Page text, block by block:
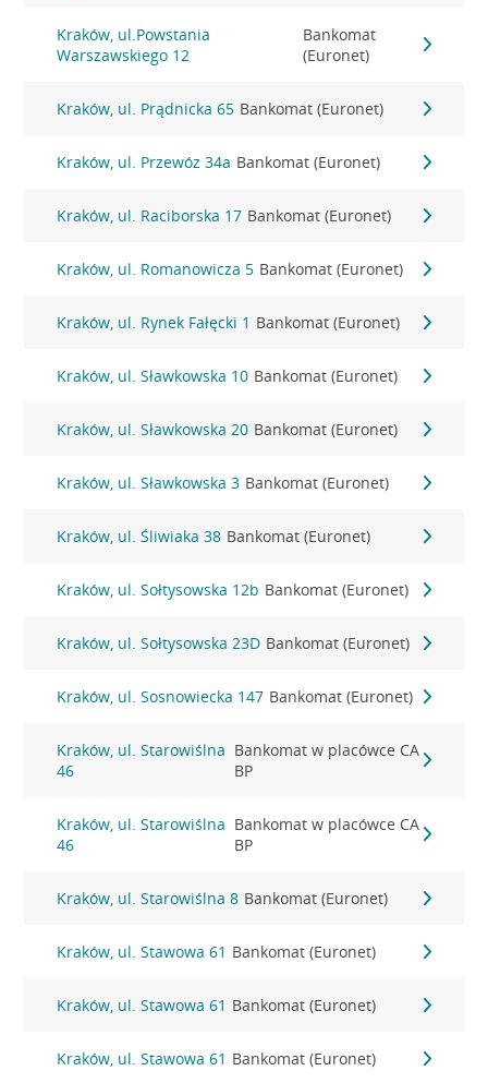
Kraków, ul.Powstania
Warszawskiego 12
Bankomat
(Euronet)
Kraków, ul. Prądnicka 65 Bankomat (Euronet)
Kraków, ul. Przewóz 34a Bankomat (Euronet)
Kraków, ul. Raciborska 17 Bankomat (Euronet)
Kraków, ul. Romanowicza 5 Bankomat (Euronet)
Kraków, ul. Rynek Fałęcki 1 Bankomat (Euronet)
Kraków, ul. Sławkowska 10 Bankomat (Euronet)
Kraków, ul. Sławkowska 20 Bankomat (Euronet)
Kraków, ul. Sławkowska 3 Bankomat (Euronet)
Kraków, ul. Śliwiaka 38 Bankomat (Euronet)
Kraków, ul. Sołtysowska 12b Bankomat (Euronet)
Kraków, ul. Sołtysowska 23D Bankomat (Euronet)
Kraków, ul. Sosnowiecka 147 Bankomat (Euronet)
Kraków, ul. Starowiślna
46
Bankomat w placówce CA
BP
Kraków, ul. Starowiślna
46
Bankomat w placówce CA
BP
Kraków, ul. Starowiślna 8 Bankomat (Euronet)
Kraków, ul. Stawowa 61 Bankomat (Euronet)
Kraków, ul. Stawowa 61 Bankomat (Euronet)
Kraków, ul. Stawowa 61 Bankomat (Euronet)